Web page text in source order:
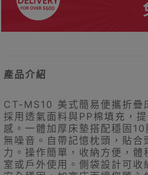
產品介紹
CT-MS10 美式簡易便攜折疊
採用透氣面料與PP棉填充，
感。一體加厚床墊搭配穩固
無噪音。自帶記憶枕頭，貼合
力。操作簡單，收納方便，體
室或戶外使用。側袋設計可收